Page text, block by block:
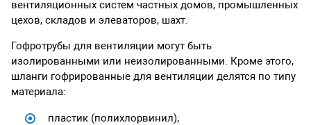
вентиляционных систем частных домов, промышленных
цехов, складов и элеваторов, шахт.
Гофротрубы для вентиляции могут быть
изолированными или неизолированными. Кроме этого,
шланги гофрированные для вентиляции делятся по типу
материала:
пластик (полихлорвинил);